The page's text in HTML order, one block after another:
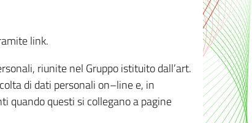
link.
riunite nel Gruppo istituito dall’art.
di dati personali on–line e, in
quando questi si collegano a pagine